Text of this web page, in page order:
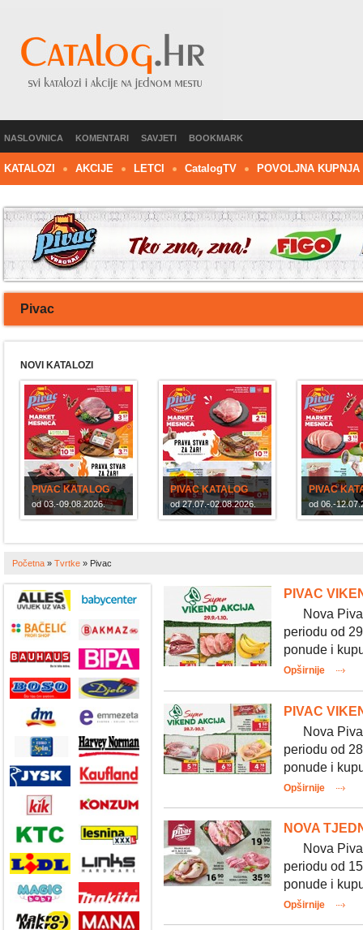
NASLOVNICA KOMENTARI SAVJETI BOOKMARK
KATALOZI AKCIJE LETCI CatalogTV POVOLJNA KUPNJA
Pivac
NOVI KATALOZI
PIVAC KATALOG
od 03.-09.08.2026.
PIVAC KATALOG
od 27.07.-02.08.2026.
PIVAC
od 06.-
Početna » Tvrtke » Pivac
PIVAC
Nova Pivac
periodu od
ponude i
Opširnije
PIVAC
Nova Pivac
periodu od
ponude i
Opširnije
NOVA
Nova Pivac
periodu od
ponude i
Opširnije